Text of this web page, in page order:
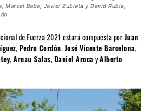
Marcel Baba, Javier Zubieta y David Rubia,
de Fuerza 2021 estará compuesta porJuan
,Pedro Cordón,José Vicente Barcelona,
,Arnau Salas,Daniel Aroca yAlberto